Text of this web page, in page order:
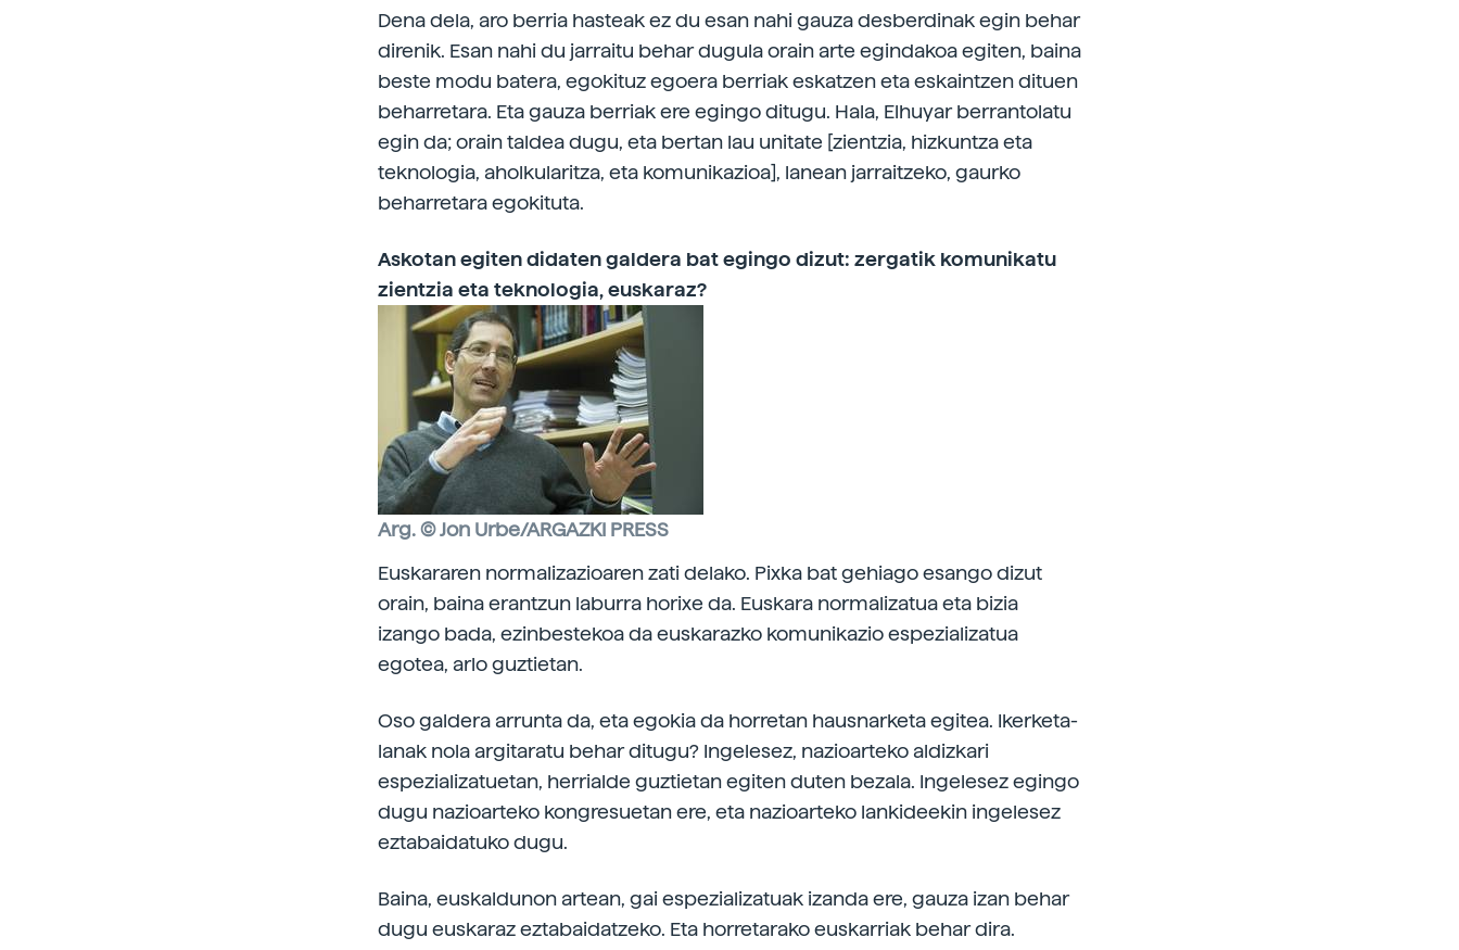
Dena dela, aro berria hasteak ez du esan nahi gauza desberdinak egin behar
direnik. Esan nahi du jarraitu behar dugula orain arte egindakoa egiten, baina
beste modu batera, egokituz egoera berriak eskatzen eta eskaintzen dituen
beharretara. Eta gauza berriak ere egingo ditugu. Hala, Elhuyar berrantolatu
egin da; orain taldea dugu, eta bertan lau unitate [zientzia, hizkuntza eta
teknologia, aholkularitza, eta komunikazioa], lanean jarraitzeko, gaurko
beharretara egokituta.
Askotan egiten didaten galdera bat egingo dizut: zergatik komunikatu
zientzia eta teknologia, euskaraz?
Arg. © Jon Urbe/ARGAZKI PRESS
Euskararen normalizazioaren zati delako. Pixka bat gehiago esango dizut
orain, baina erantzun laburra horixe da. Euskara normalizatua eta bizia
izango bada, ezinbestekoa da euskarazko komunikazio espezializatua
egotea, arlo guztietan.
Oso galdera arrunta da, eta egokia da horretan hausnarketa egitea. Ikerketa-
lanak nola argitaratu behar ditugu? Ingelesez, nazioarteko aldizkari
espezializatuetan, herrialde guztietan egiten duten bezala. Ingelesez egingo
dugu nazioarteko kongresuetan ere, eta nazioarteko lankideekin ingelesez
eztabaidatuko dugu.
Baina, euskaldunon artean, gai espezializatuak izanda ere, gauza izan behar
dugu euskaraz eztabaidatzeko. Eta horretarako euskarriak behar dira.